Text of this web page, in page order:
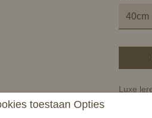
Luxe
toestaan Opties